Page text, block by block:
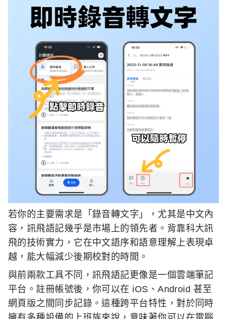
若你的主要需求是「錄音轉文字」，尤其是中文內
容，訊飛語記幾乎是市場上的領先者。背靠科大訊
飛的技術實力，它在中文語序和語意理解上表現卓
越，能大幅減少後期校對的時間。
與前兩款工具不同，訊飛語記更像是一個雲端筆記
平台。註冊帳號後，你可以在 iOS、Android 甚至
網頁版之間同步記錄。這種跨平台特性，對於同時